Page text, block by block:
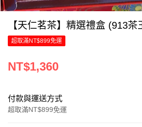
【天仁茗茶】精選禮盒 (913茶
超取滿NT$899免運
NT$1,360
付款與運送方式
超取滿NT$899免運